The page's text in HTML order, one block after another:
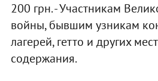
200 грн. - Участникам
войны, бывшим узникам
лагерей, гетто и других
содержания.